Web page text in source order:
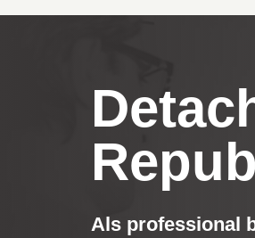
Als professional